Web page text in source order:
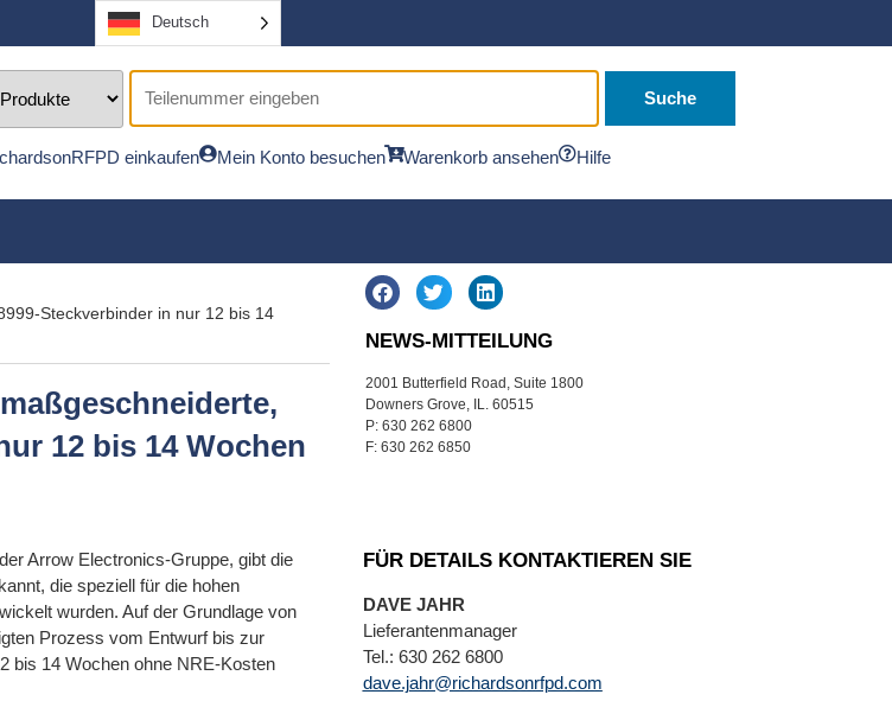
Deutsch
Suche
einkaufen Mein Konto besuchen Warenkorb ansehen Hilfe
Steckverbinder in nur 12 bis 14
12 bis 14 Wochen
NEWS-MITTEILUNG
2001 Butterfield Road, Suite 1800
Downers Grove, IL. 60515
P: 630 262 6800
F: 630 262 6850
Arrow Electronics-Gruppe, gibt die
die speziell für die hohen
wurden. Auf der Grundlage von
Prozess vom Entwurf bis zur
bis 14 Wochen ohne NRE-Kosten
FÜR DETAILS KONTAKTIEREN SIE
DAVE JAHR
Lieferantenmanager
Tel.: 630 262 6800
dave.jahr@richardsonrfpd.com